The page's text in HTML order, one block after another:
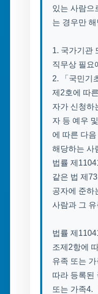
있는 사람으
는 경우만
1. 국가기관
직무상 필요
2. 「국민기
제2호에 따
자가 신청하
자 등 예우
에 따른 다
해당하는 사
법률 제
같은 법 제
공자에 준하
사람과 그
법률 제
조제2항에
유족 또는
따라 등록된
또는 가족4.